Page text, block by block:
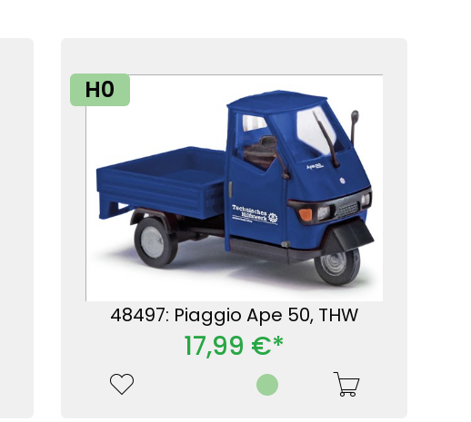
H0
48497: Piaggio Ape 50, THW
17,99 €*